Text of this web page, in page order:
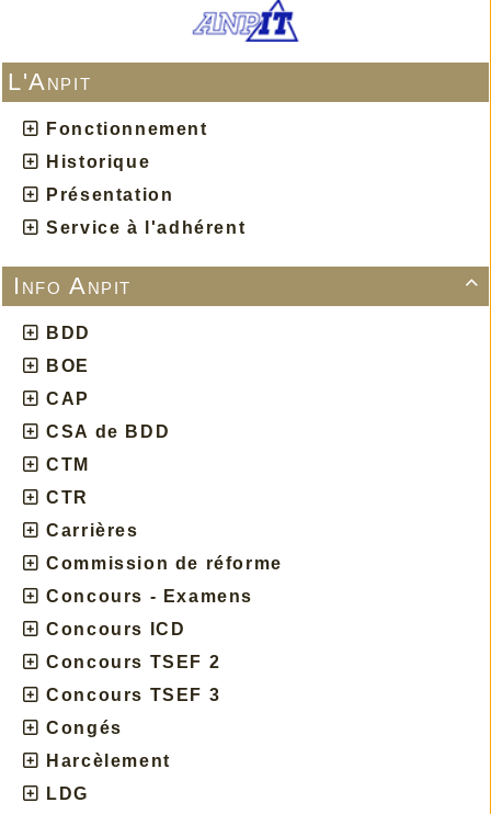
L'Anpit
Fonctionnement
Historique
Présentation
Service à l'adhérent

Info Anpit
BDD
BOE
CAP
CSA de BDD
CTM
CTR
Carrières
Commission de réforme
Concours - Examens
Concours ICD
Concours TSEF 2
Concours TSEF 3
Congés
Harcèlement
LDG